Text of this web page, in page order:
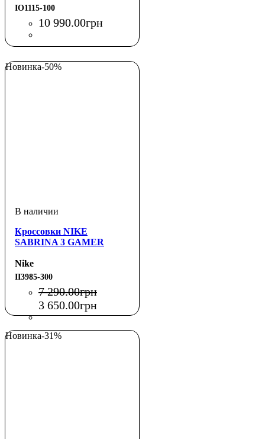
IO1115-100
10 990.00грн
Новинка-50%
Кроссовки NIKE
SABRINA 3 GAMER
Nike
II3985-300
7 290.00грн
3 650.00грн
Новинка-31%